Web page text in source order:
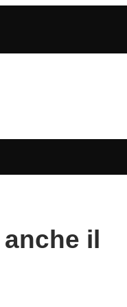
il